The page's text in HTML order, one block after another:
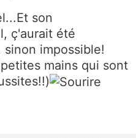
son
ç'aurait été
impossible!
mains qui sont